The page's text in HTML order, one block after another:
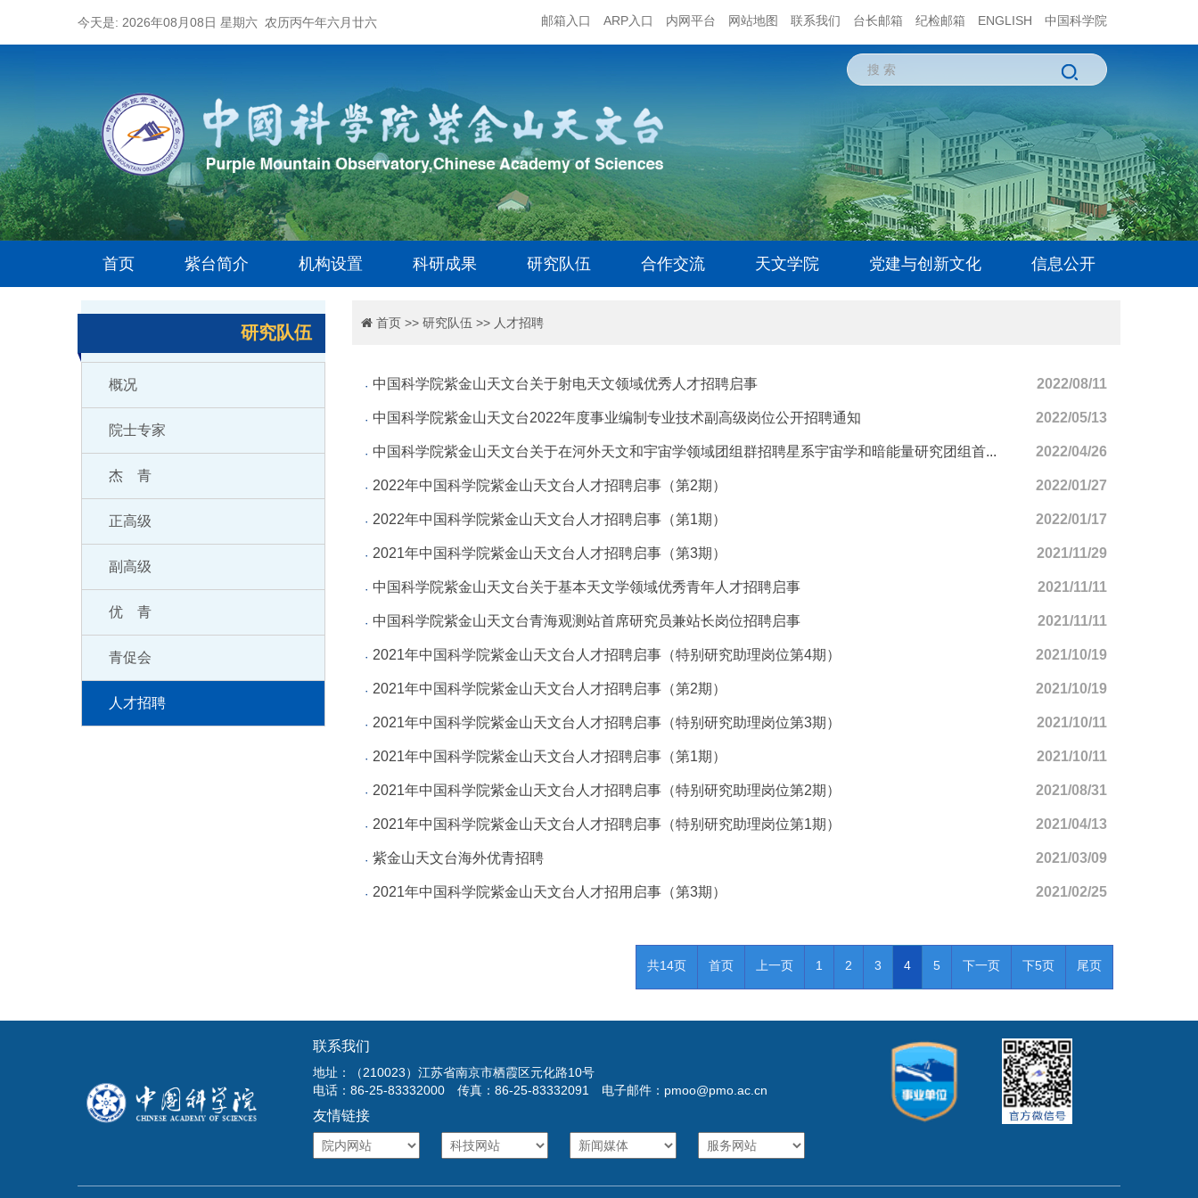
今天是: 2026年08月08日 星期六 农历丙午年六月廿六 邮箱入口 ARP入口 内网平台 网站地图 联系我们 台长邮箱 纪检邮箱 ENGLISH 中国科学院
首页 紫台简介 机构设置 科研成果 研究队伍 合作交流 天文学院 党建与创新文化 信息公开
研究队伍
概况
院士专家
杰 青
正高级
副高级
优 青
青促会
人才招聘
首页>> 研究队伍 >> 人才招聘
中国科学院紫金山天文台关于射电天文领域优秀人才招聘启事 2022/08/11
中国科学院紫金山天文台2022年度事业编制专业技术副高级岗位公开招聘通知 2022/05/13
中国科学院紫金山天文台关于在河外天文和宇宙学领域团组群招聘星系宇宙学和暗能量研究团组首... 2022/04/26
2022年中国科学院紫金山天文台人才招聘启事（第2期） 2022/01/27
2022年中国科学院紫金山天文台人才招聘启事（第1期） 2022/01/17
2021年中国科学院紫金山天文台人才招聘启事（第3期） 2021/11/29
中国科学院紫金山天文台关于基本天文学领域优秀青年人才招聘启事 2021/11/11
中国科学院紫金山天文台青海观测站首席研究员兼站长岗位招聘启事 2021/11/11
2021年中国科学院紫金山天文台人才招聘启事（特别研究助理岗位第4期） 2021/10/19
2021年中国科学院紫金山天文台人才招聘启事（第2期） 2021/10/19
2021年中国科学院紫金山天文台人才招聘启事（特别研究助理岗位第3期） 2021/10/11
2021年中国科学院紫金山天文台人才招聘启事（第1期） 2021/10/11
2021年中国科学院紫金山天文台人才招聘启事（特别研究助理岗位第2期） 2021/08/31
2021年中国科学院紫金山天文台人才招聘启事（特别研究助理岗位第1期） 2021/04/13
紫金山天文台海外优青招聘 2021/03/09
2021年中国科学院紫金山天文台人才招用启事（第3期） 2021/02/25
共14页 首页 上一页 1 2 3 4 5 下一页 下5页 尾页
联系我们
地址：（210023）江苏省南京市栖霞区元化路10号
电话：86-25-83332000 传真：86-25-83332091 电子邮件：pmoo@pmo.ac.cn
友情链接